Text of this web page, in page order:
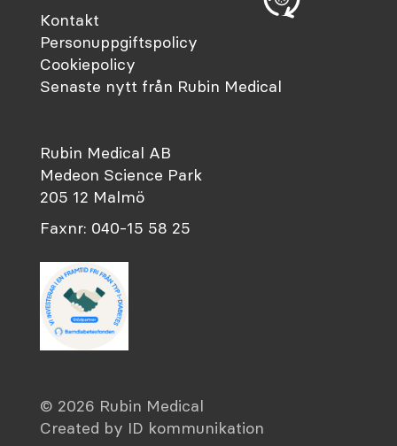
Rubin Medical AB
Medeon Science Park
205 12 Malmö
Faxnr: 040-15 58 25
Kontakt
Personuppgiftspolicy
Cookiepolicy
Senaste nytt från Rubin Medical
© 2026 Rubin Medical
Created by ID kommunikation